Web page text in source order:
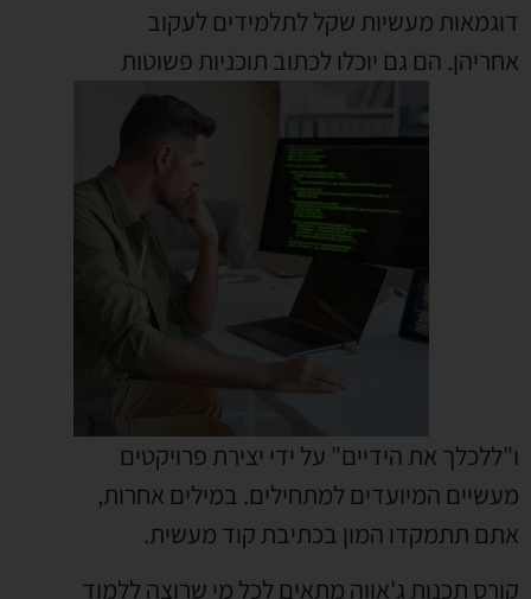
דוגמאות מעשיות שקל לתלמידים לעקוב
אחריהן. הם גם יוכלו לכתוב תוכניות פשוטות
ו"ללכלך את הידיים" על ידי יצירת פרויקטים
מעשיים המיועדים למתחילים. במילים אחרות,
אתם תתמקדו המון בכתיבת קוד מעשית.
קורס תכנות ג'אווה מתאים לכל מי שרוצה ללמוד